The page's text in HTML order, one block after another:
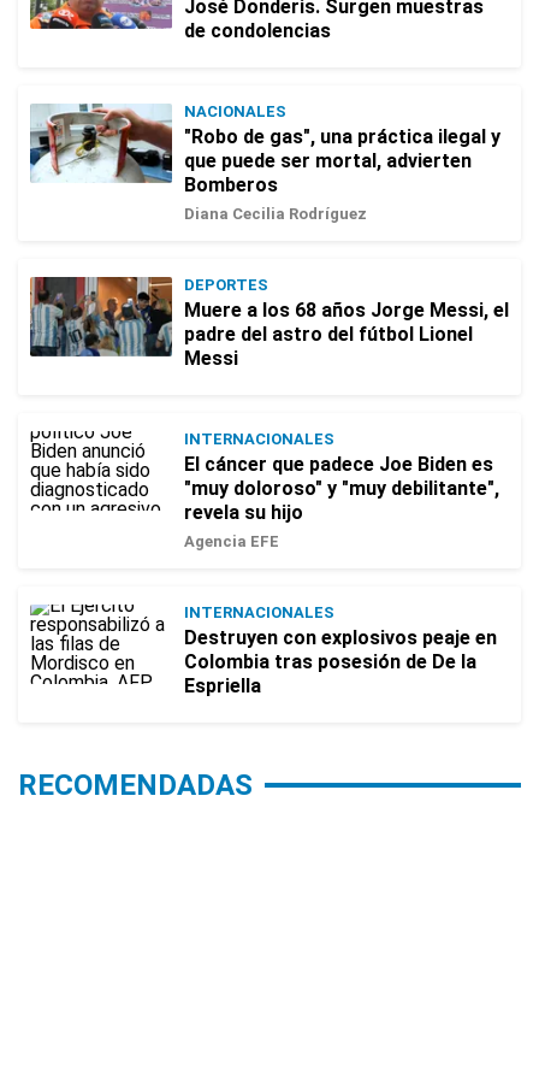
José Donderis. Surgen muestras
de condolencias
NACIONALES
"Robo de gas", una práctica ilegal y
que puede ser mortal, advierten
Bomberos
Diana Cecilia Rodríguez
DEPORTES
Muere a los 68 años Jorge Messi, el
padre del astro del fútbol Lionel
Messi
INTERNACIONALES
El cáncer que padece Joe Biden es
"muy doloroso" y "muy debilitante",
revela su hijo
Agencia EFE
INTERNACIONALES
Destruyen con explosivos peaje en
Colombia tras posesión de De la
Espriella
RECOMENDADAS